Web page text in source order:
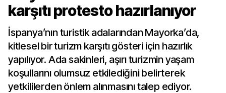
karşıtı protesto hazırlanıyor
İspanya’nın turistik adalarından Mayorka’da,
kitlesel bir turizm karşıtı gösteri için hazırlık
yapılıyor. Ada sakinleri, aşırı turizmin yaşam
koşullarını olumsuz etkilediğini belirterek
yetkililerden önlem alınmasını talep ediyor.